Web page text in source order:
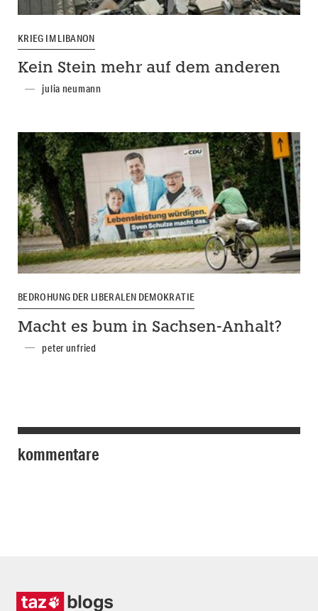
KRIEG IM LIBANON
Kein Stein mehr auf dem anderen
julia neumann
BEDROHUNG DER LIBERALEN DEMOKRATIE
Macht es bum in Sachsen-Anhalt?
peter unfried
kommentare